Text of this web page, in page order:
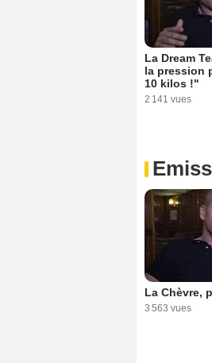
La Dream
la pression
10 kilos !"
2 141 vues
La Chèvre,
3 563 vues